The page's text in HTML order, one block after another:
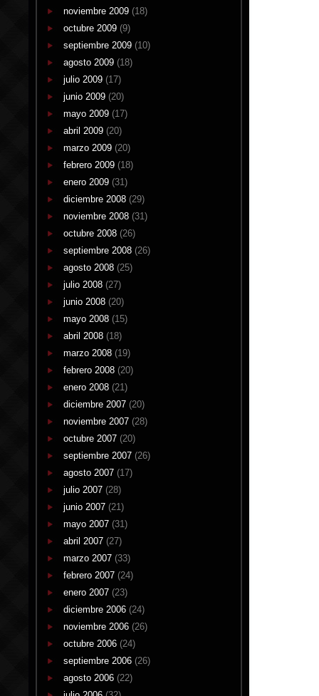
noviembre 2009 (18)
octubre 2009 (9)
septiembre 2009 (10)
agosto 2009 (18)
julio 2009 (17)
junio 2009 (20)
mayo 2009 (17)
abril 2009 (20)
marzo 2009 (20)
febrero 2009 (18)
enero 2009 (31)
diciembre 2008 (29)
noviembre 2008 (31)
octubre 2008 (26)
septiembre 2008 (26)
agosto 2008 (25)
julio 2008 (27)
junio 2008 (20)
mayo 2008 (15)
abril 2008 (18)
marzo 2008 (19)
febrero 2008 (20)
enero 2008 (21)
diciembre 2007 (20)
noviembre 2007 (28)
octubre 2007 (20)
septiembre 2007 (26)
agosto 2007 (17)
julio 2007 (28)
junio 2007 (21)
mayo 2007 (31)
abril 2007 (27)
marzo 2007 (33)
febrero 2007 (24)
enero 2007 (23)
diciembre 2006 (24)
noviembre 2006 (26)
octubre 2006 (24)
septiembre 2006 (26)
agosto 2006 (22)